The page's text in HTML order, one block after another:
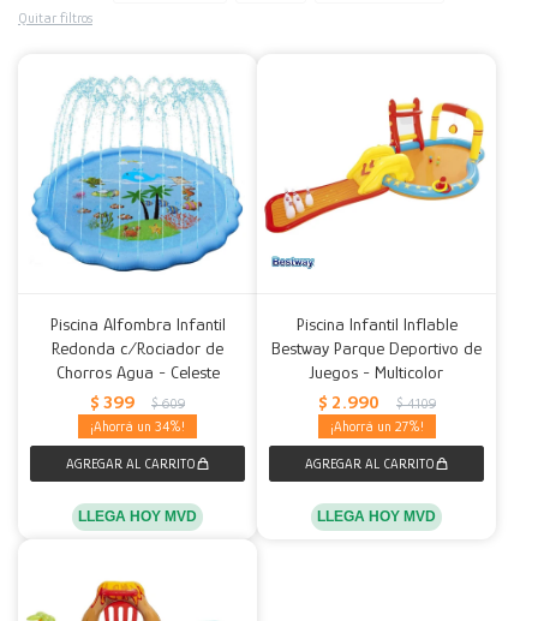
Quitar filtros
Piscina Alfombra Infantil
Redonda c/Rociador de
Chorros Agua - Celeste
$ 399 $ 609
34
LLEGA HOY MVD
Piscina Infantil Inflable
Bestway Parque Deportivo de
Juegos - Multicolor
$ 2.990 $ 4.109
27
LLEGA HOY MVD
Fundas
Accesorios para el hogar
Herramientas
Muebles Infantiles